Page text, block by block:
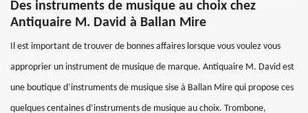
Des instruments de musique au choix chez
Antiquaire M. David à Ballan Mire
Il est important de trouver de bonnes affaires lorsque vous voulez vous
approprier un instrument de musique de marque. Antiquaire M. David est
une boutique d’instruments de musique sise à Ballan Mire qui propose ces
quelques centaines d’instruments de musique au choix. Trombone,